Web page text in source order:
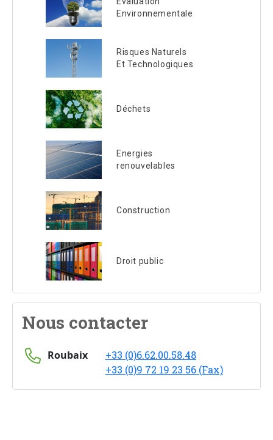
Environnementale
Risques Naturels
Et Technologiques
Déchets
Energies
renouvelables
Construction
Droit public
Nous contacter
Roubaix
+33 (0)6.62.00.58.48
+33 (0)9 72 19 23 56 (Fax)